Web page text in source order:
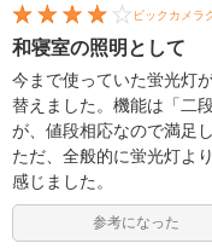
ビックカメラ
和寝室の照明として
今まで使っていた蛍光灯
替えました。機能は「二
が、値段相応なので満足
ただ、全般的に蛍光灯よ
感じました。
参考になった